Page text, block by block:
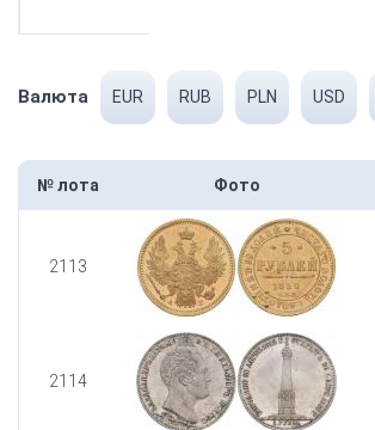
Валюта EUR RUB PLN USD
№ лота Фото
2113
2114